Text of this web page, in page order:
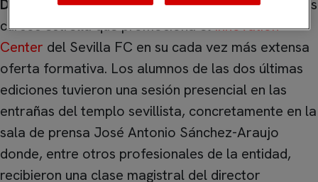
Data aplicado al Scouting en el Fútbol, uno de los
cursos estrella que promociona elInnovation
Center del Sevilla FC en su cada vez más extensa
oferta formativa. Los alumnos de las dos últimas
ediciones tuvieron una sesión presencial en las
entrañas del templo sevillista, concretamente en la
sala de prensa José Antonio Sánchez-Araujo
donde, entre otros profesionales de la entidad,
recibieron una clase magistral del director